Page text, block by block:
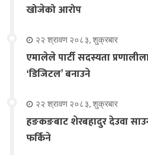
खोजेको आरोप
२२ श्रावण २०८३, शुक्रबार
एमालेले पार्टी सदस्यता
‘डिजिटल’ बनाउने
२२ श्रावण २०८३, शुक्रबार
हङकङबाट शेरबहादुर देउवा
फर्किने